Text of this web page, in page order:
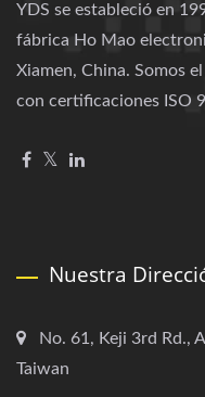
YDS se estableció en
fábrica Ho Mao
Xiamen, China. Somos
con certificaciones ISO
Nuestra
No. 61, Keji 3rd Rd.,
Taiwan